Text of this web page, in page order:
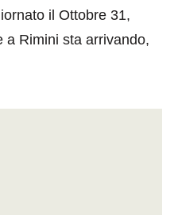
il Ottobre 31,
a Rimini sta arrivando,